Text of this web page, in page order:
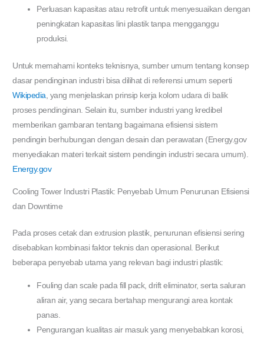
Perluasan kapasitas atau retrofit untuk menyesuaikan dengan
peningkatan kapasitas lini plastik tanpa mengganggu
produksi.
Untuk memahami konteks teknisnya, sumber umum tentang konsep
dasar pendinginan industri bisa dilihat di referensi umum seperti
Wikipedia , yang menjelaskan prinsip kerja kolom udara di balik
proses pendinginan. Selain itu, sumber industri yang kredibel
memberikan gambaran tentang bagaimana efisiensi sistem
pendingin berhubungan dengan desain dan perawatan (Energy.gov
menyediakan materi terkait sistem pendingin industri secara umum).
Energy.gov
Cooling Tower Industri Plastik: Penyebab Umum Penurunan Efisiensi
dan Downtime
Pada proses cetak dan extrusion plastik, penurunan efisiensi sering
disebabkan kombinasi faktor teknis dan operasional. Berikut
beberapa penyebab utama yang relevan bagi industri plastik:
Fouling dan scale pada fill pack, drift eliminator, serta saluran
aliran air, yang secara bertahap mengurangi area kontak
panas.
Pengurangan kualitas air masuk yang menyebabkan korosi,